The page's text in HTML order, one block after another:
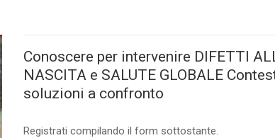
Conoscere per intervenire DIFETTI
NASCITA e SALUTE GLOBALE
soluzioni a confronto
Registrati compilando il form sottostante.